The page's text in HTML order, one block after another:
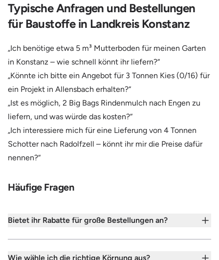
Typische Anfragen und Bestellungen
für Baustoffe in Landkreis Konstanz
„Ich benötige etwa 5 m³ Mutterboden für meinen Garten
in Konstanz – wie schnell könnt ihr liefern?“
„Könnte ich bitte ein Angebot für 3 Tonnen Kies (0/16) für
ein Projekt in Allensbach erhalten?“
„Ist es möglich, 2 Big Bags Rindenmulch nach Engen zu
liefern, und was würde das kosten?“
„Ich interessiere mich für eine Lieferung von 4 Tonnen
Schotter nach Radolfzell – könnt ihr mir die Preise dafür
nennen?“
Häufige Fragen
Bietet ihr Rabatte für große Bestellungen an?
Wie wähle ich die richtige Körnung aus?